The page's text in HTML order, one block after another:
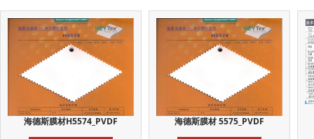
海德斯膜材H5574_PVDF 海德斯膜材 5575_PVDF